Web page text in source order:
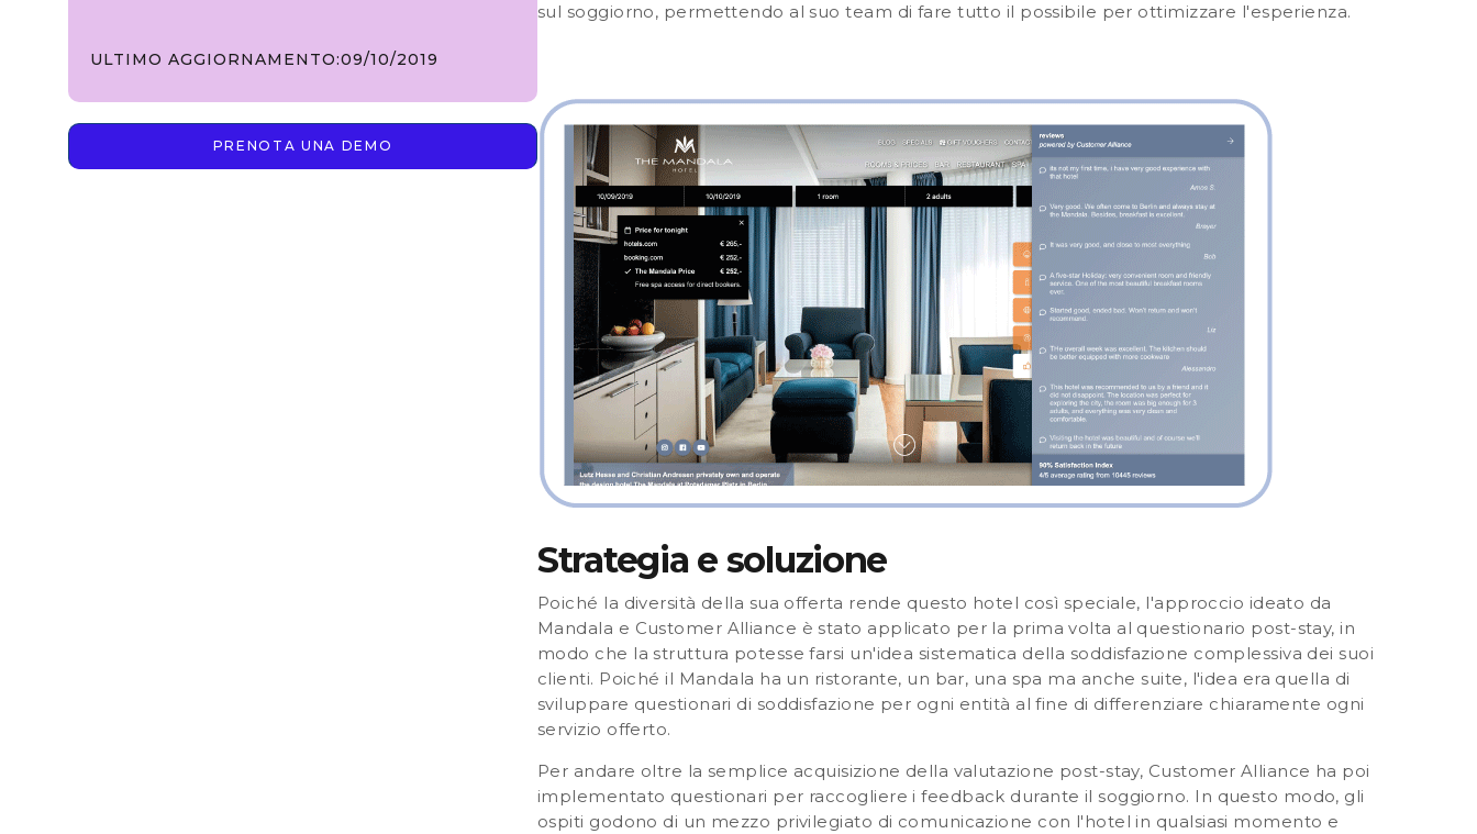
ULTIMO AGGIORNAMENTO:09/10/2019
PRENOTA UNA DEMO
sul soggiorno, permettendo al suo team di fare tutto il possibile per ottimizzare l'esperienza.
Strategia e soluzione
Poiché la diversità della sua offerta rende questo hotel così speciale, l'approccio ideato da
Mandala e Customer Alliance è stato applicato per la prima volta al questionario post-stay, in
modo che la struttura potesse farsi un'idea sistematica della soddisfazione complessiva dei suoi
clienti. Poiché il Mandala ha un ristorante, un bar, una spa ma anche suite, l'idea era quella di
sviluppare questionari di soddisfazione per ogni entità al fine di differenziare chiaramente ogni
servizio offerto.
Per andare oltre la semplice acquisizione della valutazione post-stay, Customer Alliance ha poi
implementato questionari per raccogliere i feedback durante il soggiorno. In questo modo, gli
ospiti godono di un mezzo privilegiato di comunicazione con l'hotel in qualsiasi momento e